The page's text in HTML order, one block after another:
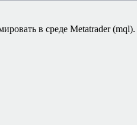
в среде Metatrader